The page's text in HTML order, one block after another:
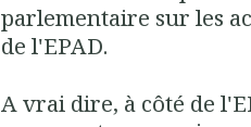
parlementaire sur les
de l'EPAD.
A vrai dire, à côté de